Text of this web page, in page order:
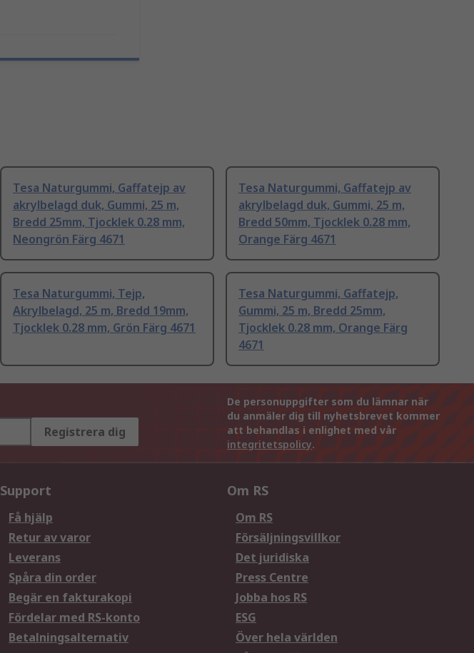
Tesa Naturgummi, Gaffatejp av
akrylbelagd duk, Gummi, 25 m,
Bredd 25mm, Tjocklek 0.28 mm,
Neongrön Färg 4671
Tesa Naturgummi, Gaffatejp av
akrylbelagd duk, Gummi, 25 m,
Bredd 50mm, Tjocklek 0.28 mm,
Orange Färg 4671
Tesa Naturgummi, Tejp,
Akrylbelagd, 25 m, Bredd 19mm,
Tjocklek 0.28 mm, Grön Färg 4671
Tesa Naturgummi, Gaffatejp,
Gummi, 25 m, Bredd 25mm,
Tjocklek 0.28 mm, Orange Färg
4671
Registrera dig
De personuppgifter som du lämnar när
du anmäler dig till nyhetsbrevet kommer
att behandlas i enlighet med vår
integritetspolicy.
Support
Få hjälp
Retur av varor
Leverans
Spåra din order
Begär en fakturakopi
Fördelar med RS-konto
Betalningsalternativ
Om RS
Om RS
Försäljningsvillkor
Det juridiska
Press Centre
Jobba hos RS
ESG
Över hela världen